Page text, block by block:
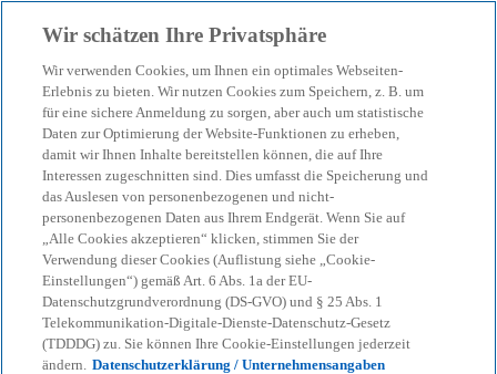
menu search
KPMG Corporate Treasury News
Künstliche Intelligenz im
Treasury
Hype, Realität und echter Mehrwert
27-11-2025
Wir schätzen Ihre Privatsphäre
Wir verwenden Cookies, um Ihnen ein optimales Webseiten-
Erlebnis zu bieten. Wir nutzen Cookies zum Speichern, z. B. um
für eine sichere Anmeldung zu sorgen, aber auch um statistische
Daten zur Optimierung der Website-Funktionen zu erheben,
damit wir Ihnen Inhalte bereitstellen können, die auf Ihre
Interessen zugeschnitten sind. Dies umfasst die Speicherung und
das Auslesen von personenbezogenen und nicht-
personenbezogenen Daten aus Ihrem Endgerät. Wenn Sie auf
„Alle Cookies akzeptieren“ klicken, stimmen Sie der
Verwendung dieser Cookies (Auflistung siehe „Cookie-
Einstellungen“) gemäß Art. 6 Abs. 1a der EU-
Datenschutzgrundverordnung (DS-GVO) und § 25 Abs. 1
Telekommunikation-Digitale-Dienste-Datenschutz-Gesetz
(TDDDG) zu. Sie können Ihre Cookie-Einstellungen jederzeit
ändern. Datenschutzerklärung / Unternehmensangaben